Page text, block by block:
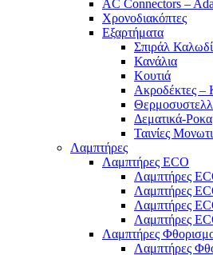
AC Connectors –
Χρονοδιακόπτες
Εξαρτήματα
Σπιράλ
Κανάλια
Κουτιά
Ακροδέκτες –
Δεματικά-Ροκα
Ταινίες
Λαμπτήρες
Λαμπτήρες ECO
Λαμπτήρες
Λαμπτήρες
Λαμπτήρες
Λαμπτήρες
Λαμπτήρες
Λαμπτήρες